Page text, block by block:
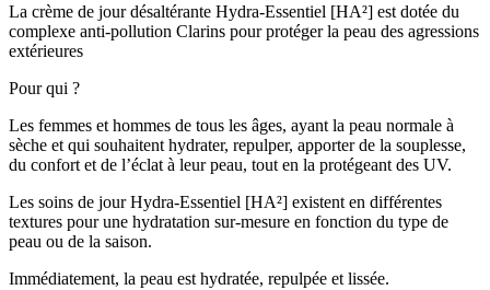
La crème de jour désaltérante Hydra-Essentiel [HA²] est dotée du
complexe anti-pollution Clarins pour protéger la peau des agressions
extérieures
Pour qui ?
Les femmes et hommes de tous les âges, ayant la peau normale à
sèche et qui souhaitent hydrater, repulper, apporter de la souplesse,
du confort et de l’éclat à leur peau, tout en la protégeant des UV.
Les soins de jour Hydra-Essentiel [HA²] existent en différentes
textures pour une hydratation sur-mesure en fonction du type de
peau ou de la saison.
Immédiatement, la peau est hydratée, repulpée et lissée.